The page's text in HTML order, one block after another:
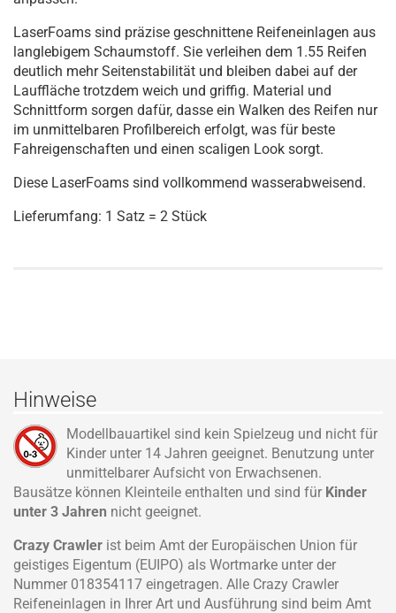
LaserFoams sind präzise geschnittene Reifeneinlagen aus
langlebigem Schaumstoff. Sie verleihen dem 1.55 Reifen
deutlich mehr Seitenstabilität und bleiben dabei auf der
Lauffläche trotzdem weich und griffig. Material und
Schnittform sorgen dafür, dasse ein Walken des Reifen nur
im unmittelbaren Profilbereich erfolgt, was für beste
Fahreigenschaften und einen scaligen Look sorgt.
Diese LaserFoams sind vollkommend wasserabweisend.
Lieferumfang: 1 Satz = 2 Stück
Hinweise
Modellbauartikel sind kein Spielzeug und nicht für
Kinder unter 14 Jahren geeignet. Benutzung unter
unmittelbarer Aufsicht von Erwachsenen.
Bausätze können Kleinteile enthalten und sind für Kinder
unter 3 Jahren nicht geeignet.
Crazy Crawler ist beim Amt der Europäischen Union für
geistiges Eigentum (EUIPO) als Wortmarke unter der
Nummer 018354117 eingetragen. Alle Crazy Crawler
Reifeneinlagen in Ihrer Art und Ausführung sind beim Amt